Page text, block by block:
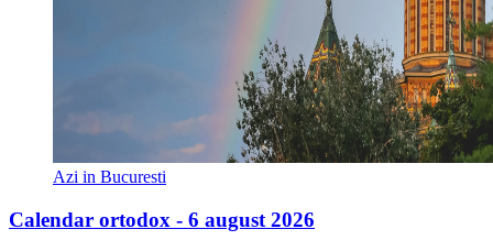
Azi in Bucuresti
Calendar ortodox - 6 august 2026